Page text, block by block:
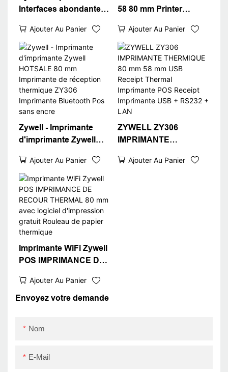
Interfaces abondantes
80mm Pos Receipt
Thermal Imprimante
Bluetooth USB +
RS232 + LAN + BT
Ajouter Au Panier
58 80 mm Printer
300 DPI POS
IMPRIMANTE
THERMAL
IMPRIMANCE
BLUETOOTH USB +
RS232 + LAN + BT
Ajouter Au Panier
Zywell - Imprimante
d'imprimante Zywell
Imprimante de
réception thermique
ZY306 Imprimante
Bluetooth Pos sans
encre
Ajouter Au Panier
ZYWELL ZY306
IMPRIMANTE
mm USB Receipt
Ajouter Au Panier
Imprimante WiFi Zywell
POS IMPRIMANCE DE
mm avec logiciel
d'impression gratuit
Ajouter Au Panier
Envoyez votre demande
Nom
E-Mail